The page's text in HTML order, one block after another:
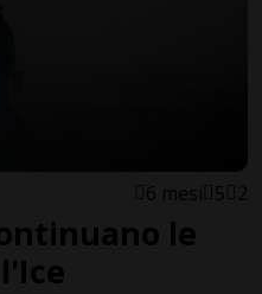
6 mesi 5 2
le